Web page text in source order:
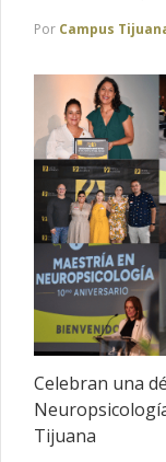
Por Campus
Celebran una
Tijuana